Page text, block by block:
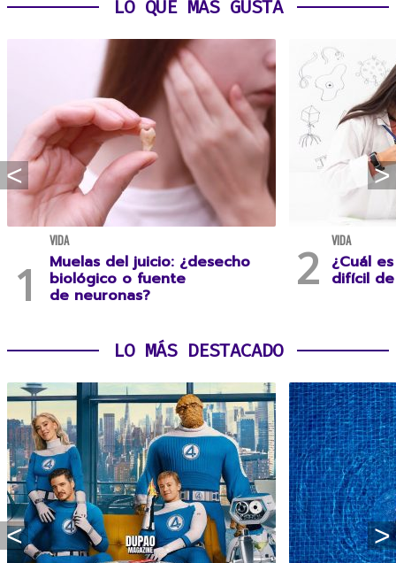
LO QUE MÁS GUSTA
VIDA
Muelas del juicio: ¿desecho
biológico o fuente
de neuronas?
VIDA
¿Cuál
difícil
LO MÁS DESTACADO